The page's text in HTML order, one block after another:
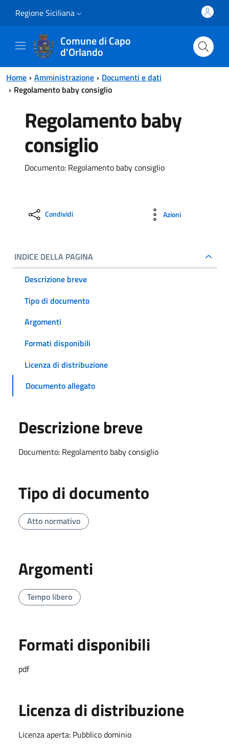
Regione Siciliana
Comune di Capo
d'Orlando
Home Amministrazione
Documenti e dati
Regolamento baby consiglio
Regolamento baby
consiglio
Documento: Regolamento baby consiglio
Condividi Azioni
INDICE DELLA PAGINA
Descrizione breve
Tipo di documento
Argomenti
Formati disponibili
Licenza di distribuzione
Documento allegato
Descrizione breve
Documento: Regolamento baby consiglio
Tipo di documento
Atto normativo
Argomenti
Tempo libero
Formati disponibili
pdf
Licenza di distribuzione
Licenza aperta: Pubblico dominio